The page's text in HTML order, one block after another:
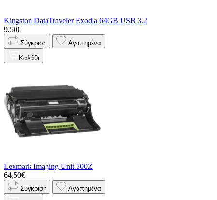
Kingston DataTraveler Exodia 64GB USB 3.2
9,50€
Σύγκριση Αγαπημένα
Καλάθι
Lexmark Imaging Unit 500Z
64,50€
Σύγκριση Αγαπημένα